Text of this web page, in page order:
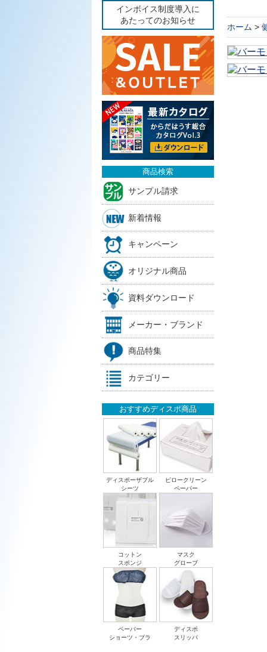
インボイス制度導入に
あたってのお知らせ
商品検索
サンプル請求
新着情報
キャンペーン
オリジナル商品
資料ダウンロード
メーカー・ブランド
商品特集
カテゴリー
おすすめディスポ商品
ディスポーザブル
シーツ
ピロークリーン
ペーパー
コットン
スポンジ
マスク
グローブ
ペーパー
ショーツ・ブラ
ディスポ
スリッパ
ホーム >